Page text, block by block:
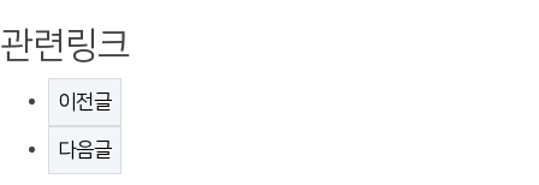
관련링크
이전글
다음글